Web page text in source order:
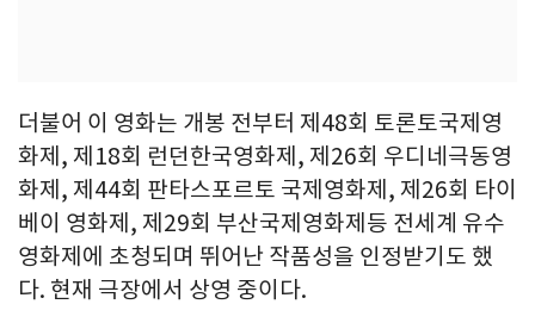
더불어 이 영화는 개봉 전부터 제48회 토론토국제영
화제, 제18회 런던한국영화제, 제26회 우디네극동영
화제, 제44회 판타스포르토 국제영화제, 제26회 타이
베이 영화제, 제29회 부산국제영화제등 전세계 유수
영화제에 초청되며 뛰어난 작품성을 인정받기도 했
다. 현재 극장에서 상영 중이다.